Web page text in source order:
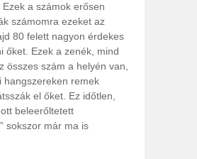
a számok erősen
számomra ezeket az
80 felett nagyon érdekes
őket. Ezek a zenék, mind
összes szám a helyén van,
hangszereken remek
el őket. Ez időtlen,
beleerőltetett
sokszor már ma is